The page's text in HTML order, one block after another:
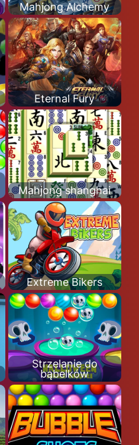
Mahjong Alchemy
Eternal Fury
Mahjong shanghai
Extreme Bikers
Strzelanie do
bąbelków